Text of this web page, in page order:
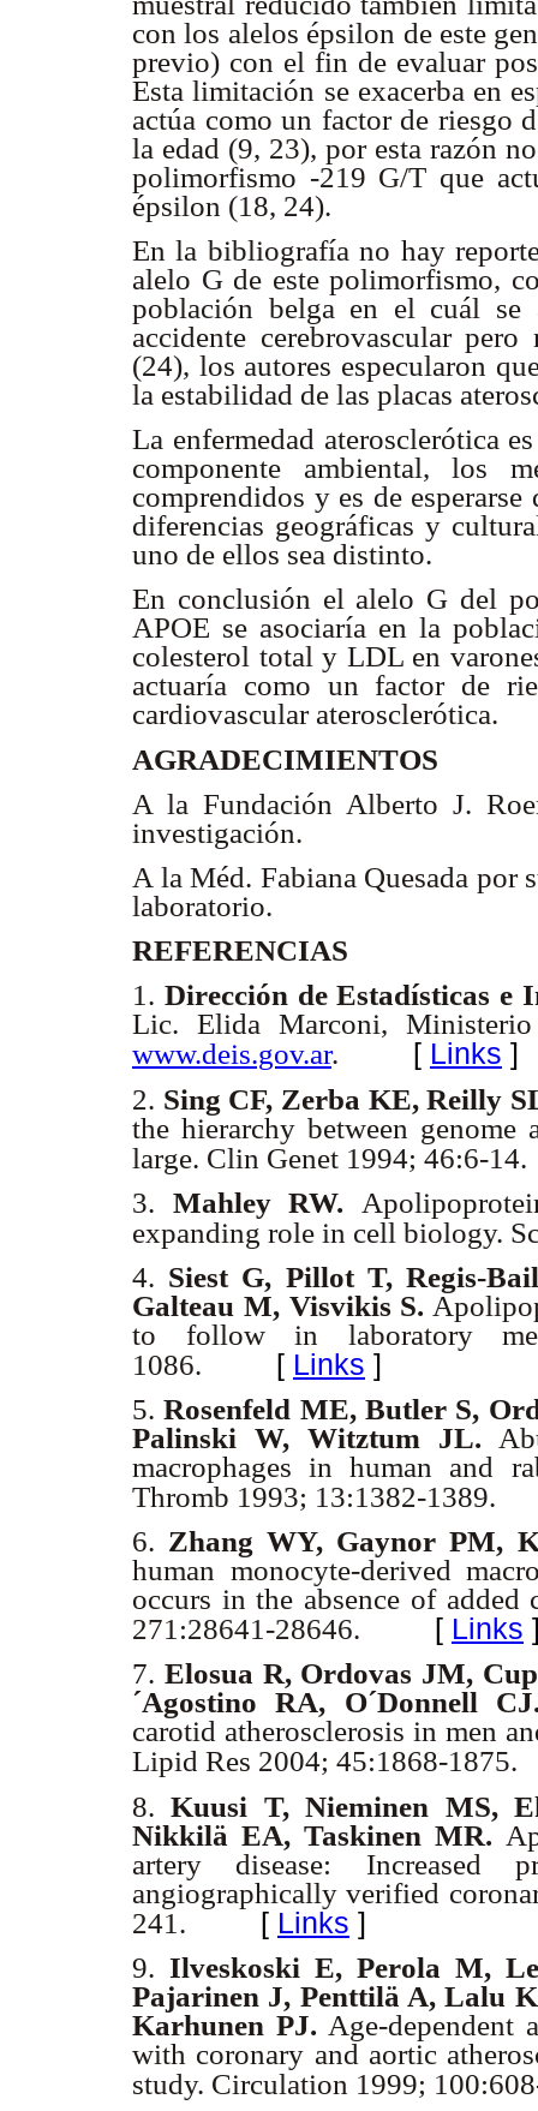
con los alelos épsilon de este
previo) con el fin de evaluar
Esta limitación se exacerba en
actúa como un factor de riesgo
la edad (9, 23), por esta razón
polimorfismo -219 G/T que
épsilon (18, 24).
En la bibliografía no hay
alelo G de este polimorfismo,
población belga en el cuál
accidente cerebrovascular
(24), los autores especularon
la estabilidad de las placas
La enfermedad aterosclerótica
componente ambiental, los
comprendidos y es de
diferencias geográficas y
uno de ellos sea distinto.
En conclusión el alelo G del
APOE se asociaría en la
colesterol total y LDL en
actuaría como un factor de
cardiovascular aterosclerótica.
AGRADECIMIENTOS
A la Fundación Alberto J.
investigación.
A la Méd. Fabiana Quesada por
laboratorio.
REFERENCIAS
1. Dirección de Estadísticas e
Lic. Elida Marconi,
www.deis.gov.ar. [ Links ]
2. Sing CF, Zerba KE, Reilly
the hierarchy between
large. Clin Genet 1994; 46:6-14.
3. Mahley RW.
expanding role in cell biology.
4. Siest G, Pillot T, Regis-
Galteau M, Visvikis S.
to follow in laboratory
1086.
[ Links ]
5.Rosenfeld ME, Butler S,
Palinski W, Witztum JL.
macrophages in human and
Thromb 1993; 13:1382-1389.
6. Zhang WY, Gaynor PM,
human monocyte-derived
occurs in the absence of
271:28641-28646.
[ Links
7. Elosua R, Ordovas JM,
´Agostino RA, O´Donnell
carotid atherosclerosis in men
Lipid Res 2004; 45:1868-1875.
8.Kuusi T, Nieminen MS,
Nikkilä EA, Taskinen MR.
artery disease: Increased
angiographically verified
241.
[ Links ]
9. Ilveskoski E, Perola M,
Pajarinen J, Penttilä A, Lalu
Karhunen PJ. Age-dependent
with coronary and aortic
study. Circulation 1999;